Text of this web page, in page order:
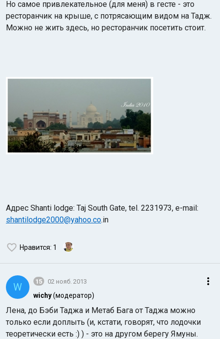
Но самое привлекательное (для меня) в гесте - это
ресторанчик на крыше, с потрясающим видом на Тадж.
Можно не жить здесь, но ресторанчик посетить стоит.
Aдрес Shanti lodge: Taj South Gate, tel. 2231973, e-mail:
shantilodge2000@yahoo.co.in
Нравится: 1
W 15 02 нояб. 2013
wichy(модератор)
Лена, до Бэби Таджа и Метаб Бага от Таджа можно
только если доплыть (и, кстати, говорят, что лодочки
теоретически есть :) ) - это на другом берегу Ямуны.